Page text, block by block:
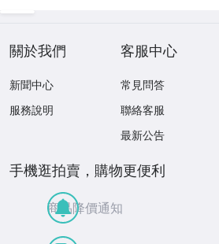
關於我們
新聞中心
服務說明
客服中心
常見問答
聯絡客服
最新公告
手機逛拍賣，購物更便利
商品降價通知